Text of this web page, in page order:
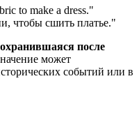
to make a dress."
чтобы сшить платье."
после
может
событий или в